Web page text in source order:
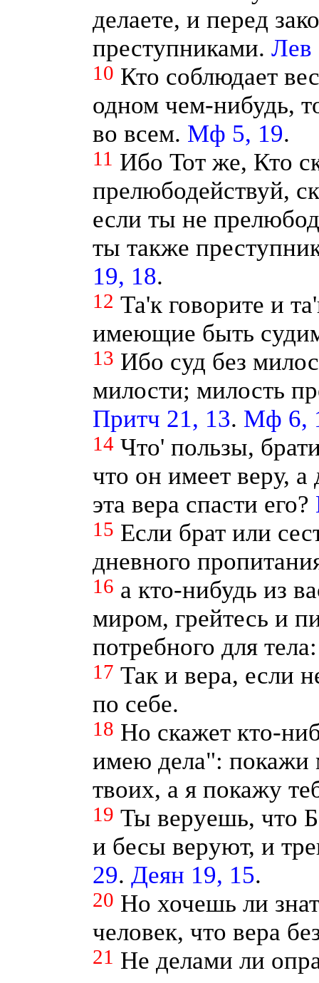
делаете, и перед
преступниками. Лев
10 Кто соблюдает
одном чем-нибудь,
во всем. Мф 5, 19.
11 Ибо Тот же, Кто
прелюбодействуй,
если ты не
ты также
19, 18.
12 Та'к говорите и
имеющие быть
13 Ибо суд без
милости; милость
Притч 21, 13. Мф 6,
14 Что' пользы,
что он имеет веру,
эта вера спасти его?
15 Если брат или
дневного
16 а кто-нибудь из
миром, грейтесь и
потребного для
17 Так и вера, если
по себе.
18 Но скажет кто-
имею дела": покажи
твоих, а я покажу
19 Ты веруешь, что
и бесы веруют, и
29. Деян 19, 15.
20 Но хочешь ли
человек, что вера
21 Не делами ли